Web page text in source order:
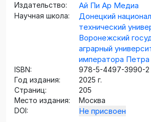
Издательство:
Ай Пи Ар Медиа
Научная школа:
Донецкий
технический
Воронежский
аграрный
императора Петра
ISBN:
978-5-4497-3990-2
Год издания:
2025 г.
Страниц:
205
Место издания:
Москва
DOI:
Не присвоен